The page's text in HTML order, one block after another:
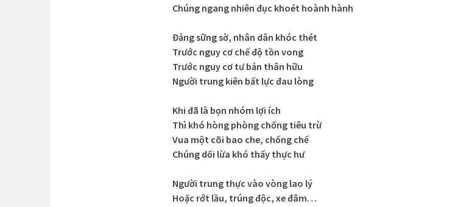
Chúng ngang nhiên đục khoét hoành hành
Đảng sững sờ, nhân dân khóc thét
Trước nguy cơ chế độ tồn vong
Trước nguy cơ tư bản thân hữu
Người trung kiên bất lực đau lòng
Khi đã là bọn nhóm lợi ích
Thì khó hòng phòng chống tiêu trừ
Vua một cõi bao che, chống chế
Chúng dối lừa khó thấy thực hư
Người trung thực vào vòng lao lý
Hoặc rớt lầu, trúng độc, xe đâm…